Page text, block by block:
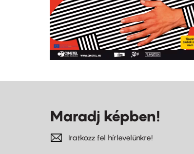
Maradj képben!
Iratkozz fel hírlevelünkre!